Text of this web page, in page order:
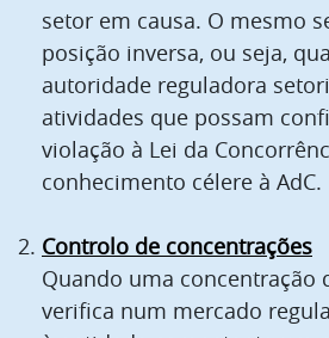
setor em causa. O mesmo
posição inversa, ou seja,
autoridade reguladora
atividades que possam
violação à Lei da
conhecimento célere à AdC.
Controlo de concentrações
Quando uma concentração
verifica num mercado